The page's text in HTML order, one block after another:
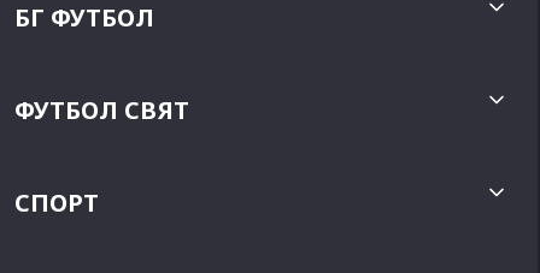
БГ ФУТБОЛ
ФУТБОЛ СВЯТ
СПОРТ